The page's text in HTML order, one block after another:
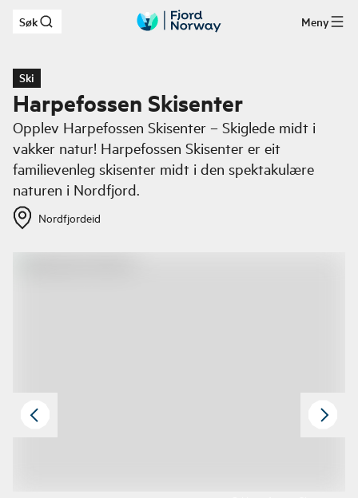
Hopp til hovedinnhold
Søk Meny
Ski
Harpefossen Skisenter
Opplev Harpefossen Skisenter – Skiglede midt i
vakker natur! Harpefossen Skisenter er eit
familievenleg skisenter midt i den spektakulære
naturen i Nordfjord.
Nordfjordeid